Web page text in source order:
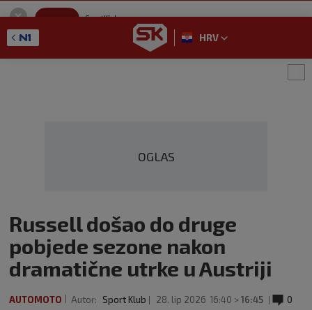
SportKlub
GET - On the Google Play
HRV
OGLAS
Russell došao do druge
pobjede sezone nakon
dramatične utrke u Austriji
AUTOMOTO Autor: Sport Klub 28. lip 2026 16:40 >16:45
0